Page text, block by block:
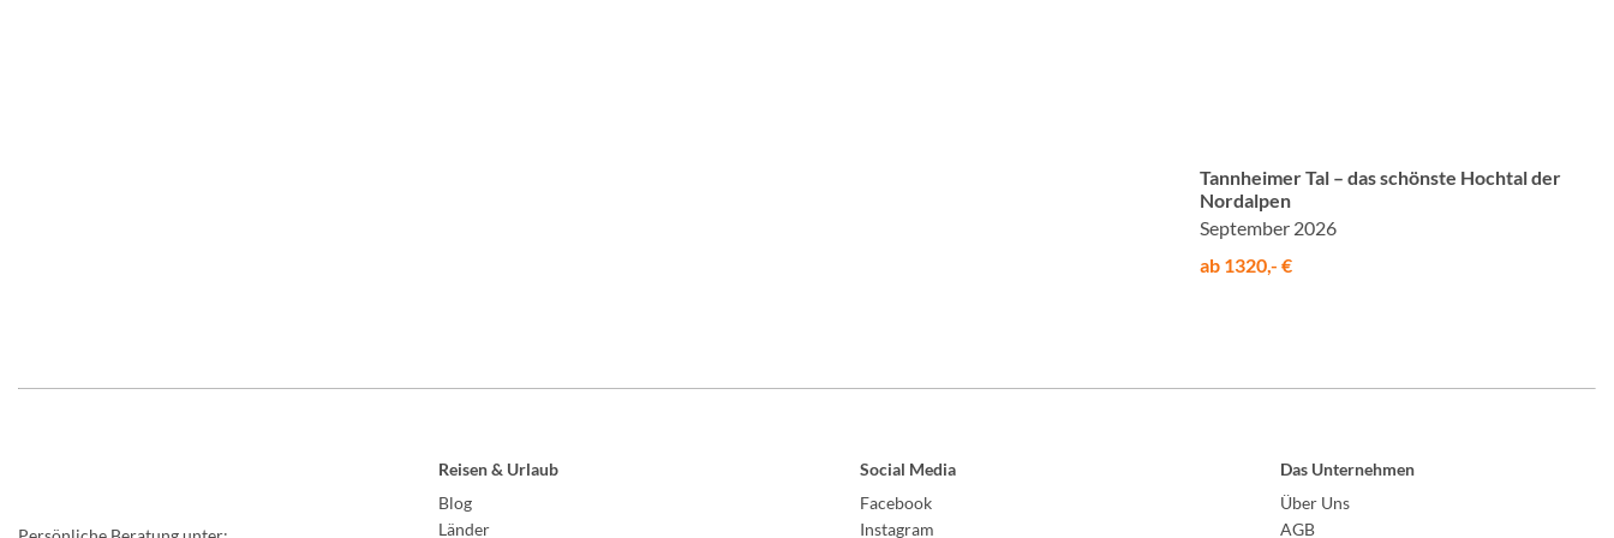
Tannheimer Tal – das schönste Hochtal der
Nordalpen
September 2026
ab 1320,- €
Reisen & Urlaub
Blog
Länder
Social Media
Facebook
Instagram
Das Unternehmen
Über Uns
AGB